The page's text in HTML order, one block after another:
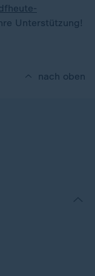
Unterstützung!
nach oben